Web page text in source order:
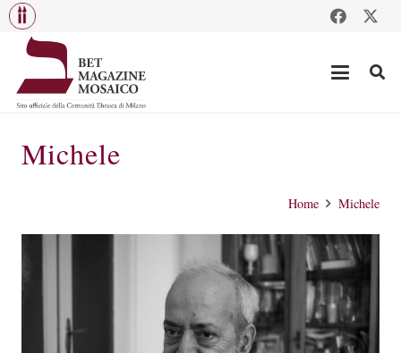
Michele
Home Michele